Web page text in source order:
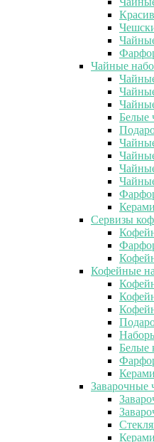
Чайные
Белые
Сервизы
Кофейные
Белые
Заварочные